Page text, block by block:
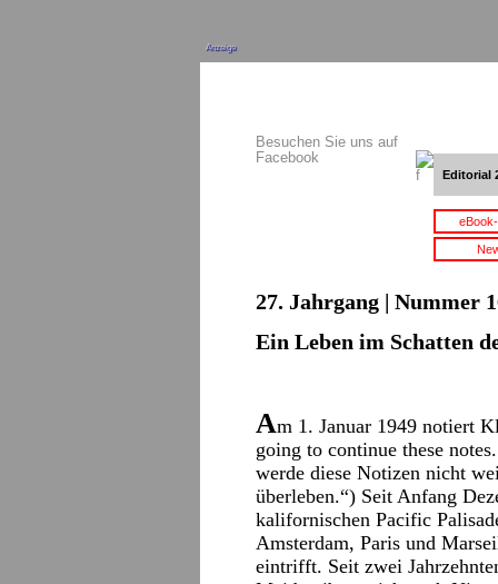
Anzeige
Besuchen Sie uns auf
Facebook
Editorial
27. Jahrgang | Nummer
Ein Leben im Schatten
Am 1. Januar 1949 notiert
going to continue these
werde diese Notizen nicht
überleben.“) Seit Anfang
kalifornischen Pacific
Amsterdam, Paris und
eintrifft. Seit zwei